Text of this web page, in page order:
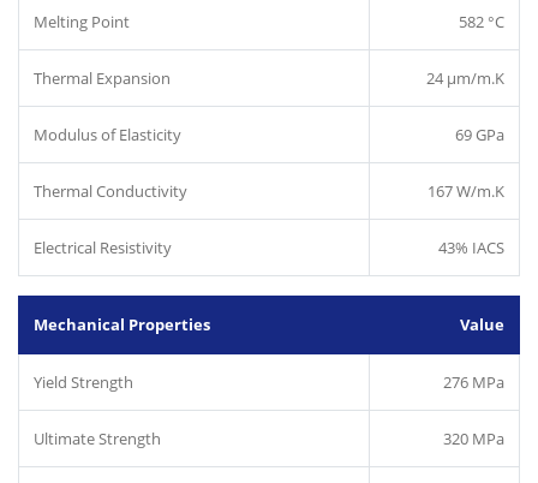
Melting Point 582 °C
Thermal Expansion 24 µm/m.K
Modulus of Elasticity 69 GPa
Thermal Conductivity 167 W/m.K
Electrical Resistivity 43% IACS
Mechanical Properties Value
Yield Strength 276 MPa
Ultimate Strength 320 MPa